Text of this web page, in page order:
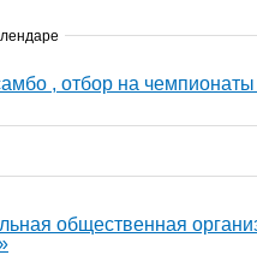
, отбор на
общественная